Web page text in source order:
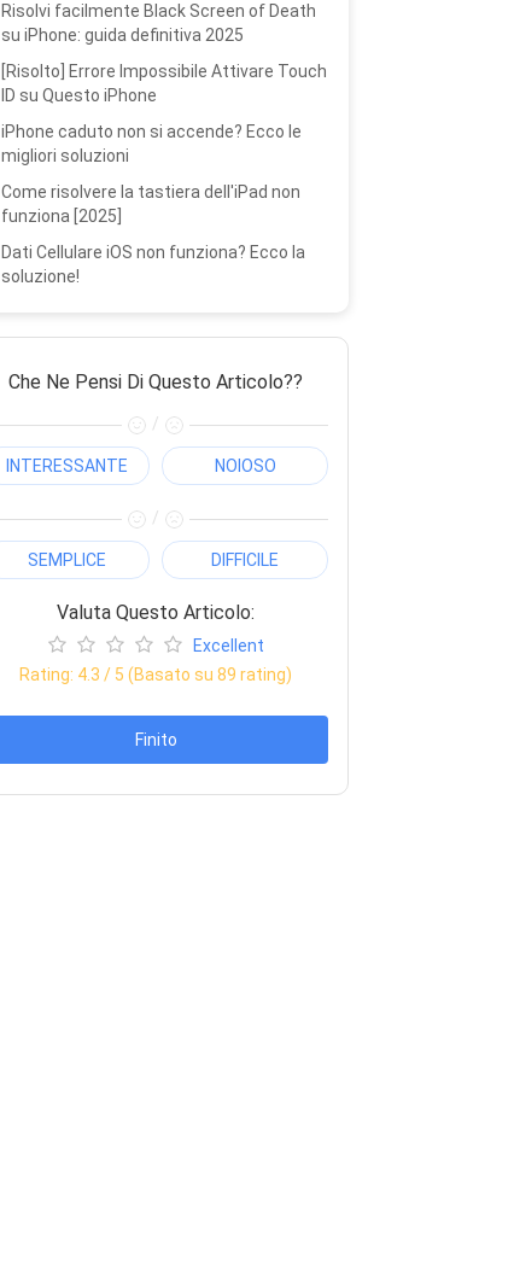
Risolvi facilmente Black Screen of Death
su iPhone: guida definitiva 2025
[Risolto] Errore Impossibile Attivare Touch
ID su Questo iPhone
iPhone caduto non si accende? Ecco le
migliori soluzioni
Come risolvere la tastiera dell'iPad non
funziona [2025]
Dati Cellulare iOS non funziona? Ecco la
soluzione!
Che Ne Pensi Di Questo Articolo??
/
INTERESSANTE NOIOSO
/
SEMPLICE DIFFICILE
Valuta Questo Articolo:
Excellent
Rating: 4.3 / 5 (Basato su 89 rating)
Finito